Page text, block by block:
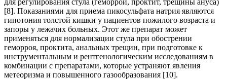
для регулирования стула (геморрой, проктит, трещины ануса)
[8]. Показаниями для приема пикосульфата натрия являются
гипотония толстой кишки у пациентов пожилого возраста и
запоры у лежачих больных. Этот же препарат может
применяться для нормализации стула при обострении
геморроя, проктита, анальных трещин, при подготовке к
инструментальным и рентгенологическим исследованиям в
комбинации с препаратами, которые устраняют явления
метеоризма и повышенного газообразования [10].